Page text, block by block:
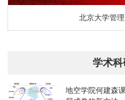
北京大学管
学术科
地空学院何建森